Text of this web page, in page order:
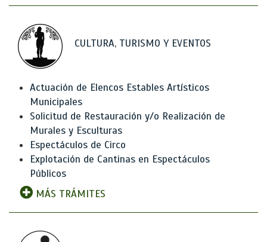
CULTURA, TURISMO Y EVENTOS
Actuación de Elencos Estables Artísticos
Municipales
Solicitud de Restauración y/o Realización de
Murales y Esculturas
Espectáculos de Circo
Explotación de Cantinas en Espectáculos
Públicos
MÁS TRÁMITES